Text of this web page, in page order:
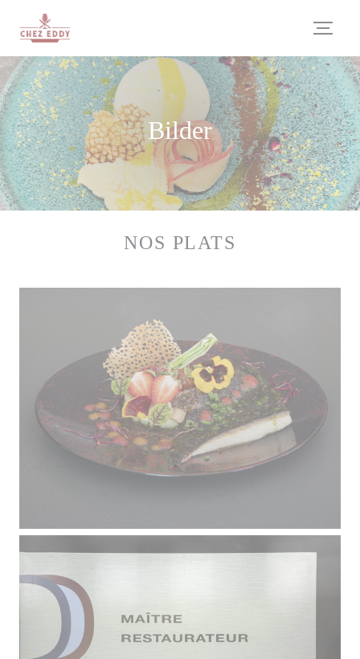
Panel for informasjonskapsler
Bilder
NOS PLATS